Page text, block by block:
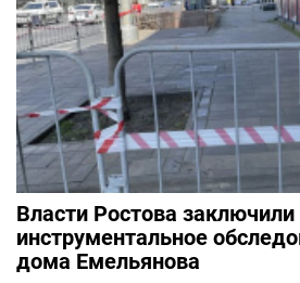
Власти Ростова заключили
инструментальное
дома Емельянова